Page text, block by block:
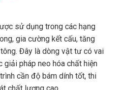
gia cường kết cấu, tăng
Đây là dòng vật tư có vai
giải pháp neo hóa chất hiện
cần độ bám dính tốt, thi
chất lượng cao.